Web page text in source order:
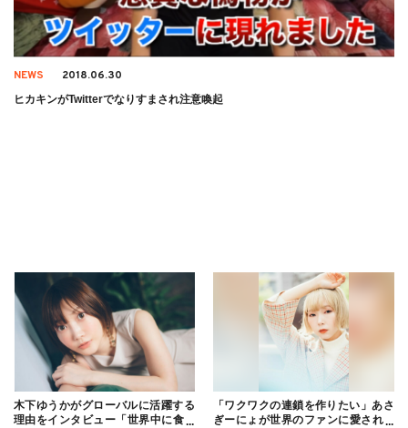
NEWS 2018.06.30
ヒカキンがTwitterでなりすまされ注意喚起
木下ゆうかがグローバルに活躍する
理由をインタビュー「世界中に食べ
「ワクワクの連鎖を作りたい」あさ
ぎーにょが世界のファンに愛される